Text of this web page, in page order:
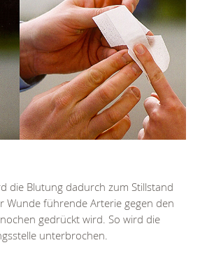
die Blutung dadurch zum Stillstand
Wunde führende Arterie gegen den
gedrückt wird. So wird die
unterbrochen.